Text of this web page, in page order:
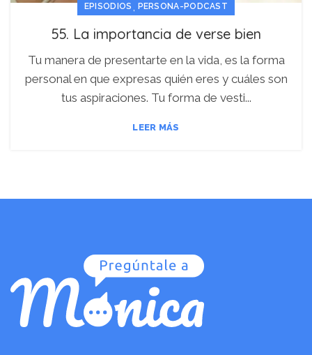
EPISODIOS PERSONA-PODCAST
55. La importancia de verse bien
Tu manera de presentarte en la vida, es la forma
personal en que expresas quién eres y cuáles son
tus aspiraciones. Tu forma de vesti...
LEER MÁS